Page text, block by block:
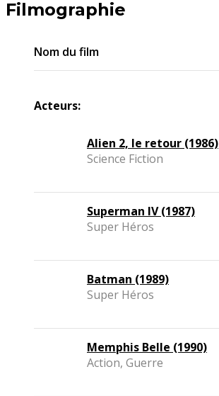
Filmographie
Nom du film
Acteurs:
Alien 2, le retour (1986)
Science Fiction
Superman IV (1987)
Super Héros
Batman (1989)
Super Héros
Memphis Belle (1990)
Action, Guerre